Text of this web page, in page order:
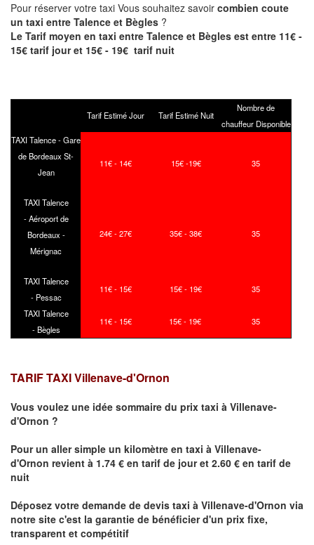
Pour réserver votre taxi Vous souhaitez savoir combien coute
un taxi entre Talence et Bègles ?
Le Tarif moyen en taxi entre Talence et Bègles est entre 11€ -
15€ tarif jour et 15€ - 19€ tarif nuit
Tarif Estimé Jour Tarif Estimé Nuit
Nombre de
chauffeur Disponible
TAXI Talence - Gare
de Bordeaux St-
Jean
11€ - 14€ 15€ -19€ 35
TAXI Talence
- Aéroport de
Bordeaux -
Mérignac
24€ - 27€ 35€ - 38€ 35
TAXI Talence
- Pessac
11€ - 15€ 15€ - 19€ 35
TAXI Talence
- Bègles
11€ - 15€ 15€ - 19€ 35
TARIF TAXI Villenave-d'Ornon
Vous voulez une idée sommaire du prix taxi à Villenave-
d'Ornon ?
Pour un aller simple un kilomètre en taxi à Villenave-
d'Ornon revient à 1.74 € en tarif de jour et 2.60 € en tarif de
nuit
Déposez votre demande de devis taxi à Villenave-d'Ornon via
notre site c'est la garantie de bénéficier d'un prix fixe,
transparent et compétitif